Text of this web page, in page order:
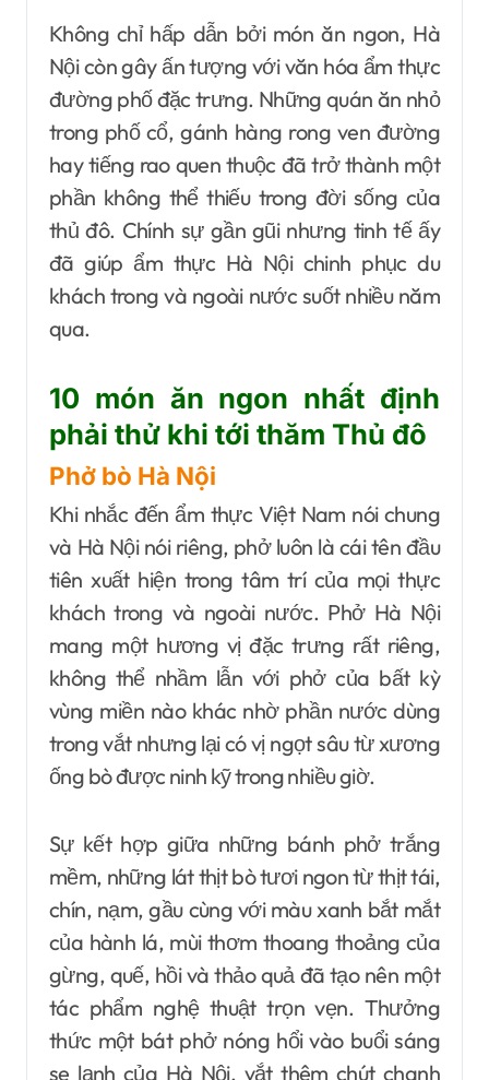
Không chỉ hấp dẫn bởi món ăn ngon, Hà
Nội còn gây ấn tượng với văn hóa ẩm thực
đường phố đặc trưng. Những quán ăn nhỏ
trong phố cổ, gánh hàng rong ven đường
hay tiếng rao quen thuộc đã trở thành một
phần không thể thiếu trong đời sống của
thủ đô. Chính sự gần gũi nhưng tinh tế ấy
đã giúp ẩm thực Hà Nội chinh phục du
khách trong và ngoài nước suốt nhiều năm
qua.
10 món ăn ngon nhất định
phải thử khi tới thăm Thủ đô
Phở bò Hà Nội
Khi nhắc đến ẩm thực Việt Nam nói chung
và Hà Nội nói riêng, phở luôn là cái tên đầu
tiên xuất hiện trong tâm trí của mọi thực
khách trong và ngoài nước. Phở Hà Nội
mang một hương vị đặc trưng rất riêng,
không thể nhầm lẫn với phở của bất kỳ
vùng miền nào khác nhờ phần nước dùng
trong vắt nhưng lại có vị ngọt sâu từ xương
ống bò được ninh kỹ trong nhiều giờ.
Sự kết hợp giữa những bánh phở trắng
mềm, những lát thịt bò tươi ngon từ thịt tái,
chín, nạm, gầu cùng với màu xanh bắt mắt
của hành lá, mùi thơm thoang thoảng của
gừng, quế, hồi và thảo quả đã tạo nên một
tác phẩm nghệ thuật trọn vẹn. Thưởng
thức một bát phở nóng hổi vào buổi sáng
se lạnh của Hà Nội, vắt thêm chút chanh